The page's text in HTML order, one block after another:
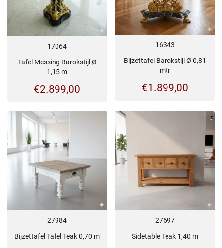
17064
Tafel Messing Barokstijl Ø
1,15 m
€2.899,00
16343
Bijzettafel Barokstijl Ø 0,81
mtr
€1.899,00
27984
Bijzettafel Tafel Teak 0,70 m
27697
Sidetable Teak 1,40 m